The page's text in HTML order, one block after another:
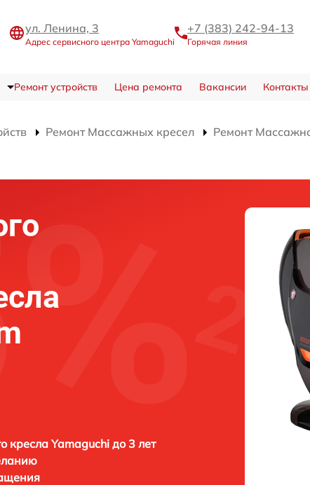
ул. Ленина, 3
Адрес сервисного центра Yamaguchi
+7 (383) 242-94-13
Горячая линия
Ремонт устройств Цена ремонта Вакансии Контакты
Ремонт Массажных кресел
Ремонт
кресла Yamaguchi до 3 лет